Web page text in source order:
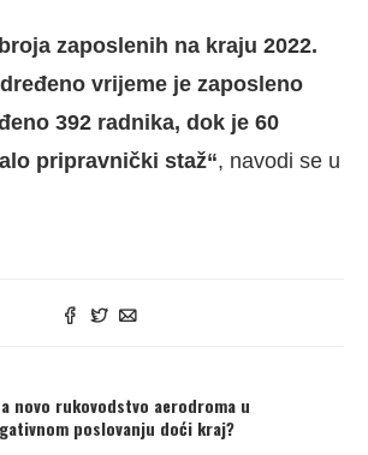
zaposlenih na kraju 2022.
vrijeme je zaposleno
392 radnika, dok je 60
pripravnički staž“, navodi se u
novo rukovodstvo aerodroma u
poslovanju doći kraj?